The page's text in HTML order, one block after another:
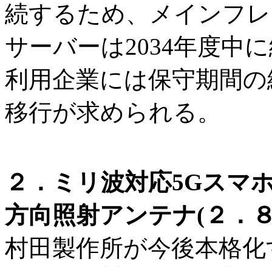
続するため、メインフ
サーバーは2034年度中
利用企業には保守期間
移行が求められる。
２．ミリ波対応5Gスマ
方向照射アンテナ(２．
村田製作所が今後本格